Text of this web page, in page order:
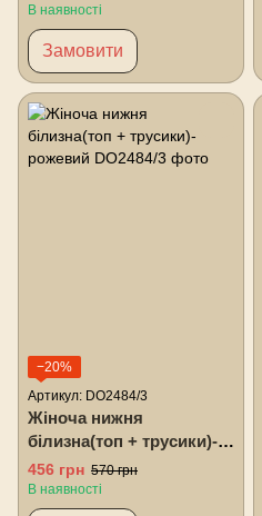
В наявності
Замовити
−20%
Артикул: DO2484/3
Жіноча нижня
білизна(топ + трусики)-
рожевий
456 грн 570 грн
В наявності